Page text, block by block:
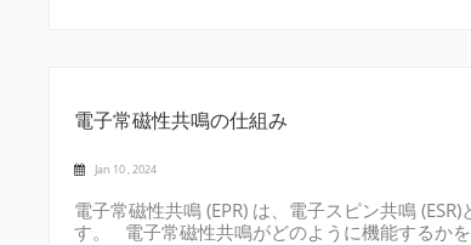
電子常磁性共鳴の仕組み
Jan 10 , 2024
電子常磁性共鳴 (EPR) は、電子スピン共鳴
す。 電子常磁性共鳴がどのように機能するか